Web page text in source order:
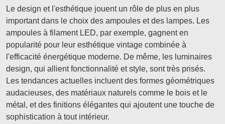
Le design et l'esthétique jouent un rôle de plus en plus
important dans le choix des ampoules et des lampes. Les
ampoules à filament LED, par exemple, gagnent en
popularité pour leur esthétique vintage combinée à
l'efficacité énergétique moderne. De même, les luminaires
design, qui allient fonctionnalité et style, sont très prisés.
Les tendances actuelles incluent des formes géométriques
audacieuses, des matériaux naturels comme le bois et le
métal, et des finitions élégantes qui ajoutent une touche de
sophistication à tout intérieur.